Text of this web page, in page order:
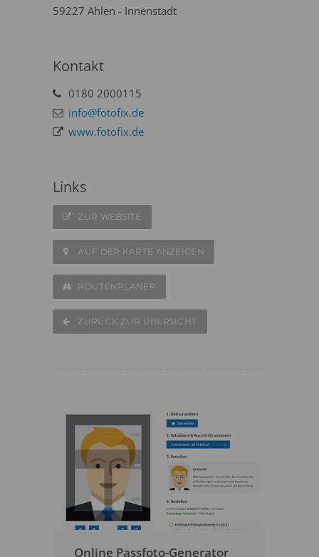
59227 Ahlen - Innenstadt
Kontakt
0180 2000115
info@fotofix.de
www.fotofix.de
Links
ZUR WEBSITE
AUF DER KARTE ANZEIGEN
ROUTENPLANER
ZURÜCK ZUR ÜBERSICHT
Online Passfoto-Generator